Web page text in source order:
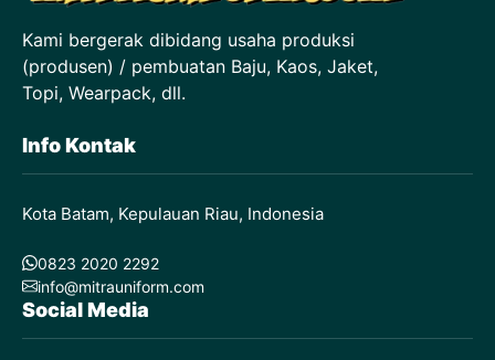
Kami bergerak dibidang usaha produksi
(produsen) / pembuatan Baju, Kaos, Jaket,
Topi, Wearpack, dll.
Info Kontak
Kota Batam, Kepulauan Riau, Indonesia
0823 2020 2292
info@mitrauniform.com
Social Media